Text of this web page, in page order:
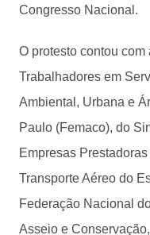
Congresso Nacional.
O protesto contou
Trabalhadores em
Ambiental, Urbana e
Paulo (Femaco), do
Empresas
Transporte Aéreo do
Federação Nacional
Asseio e